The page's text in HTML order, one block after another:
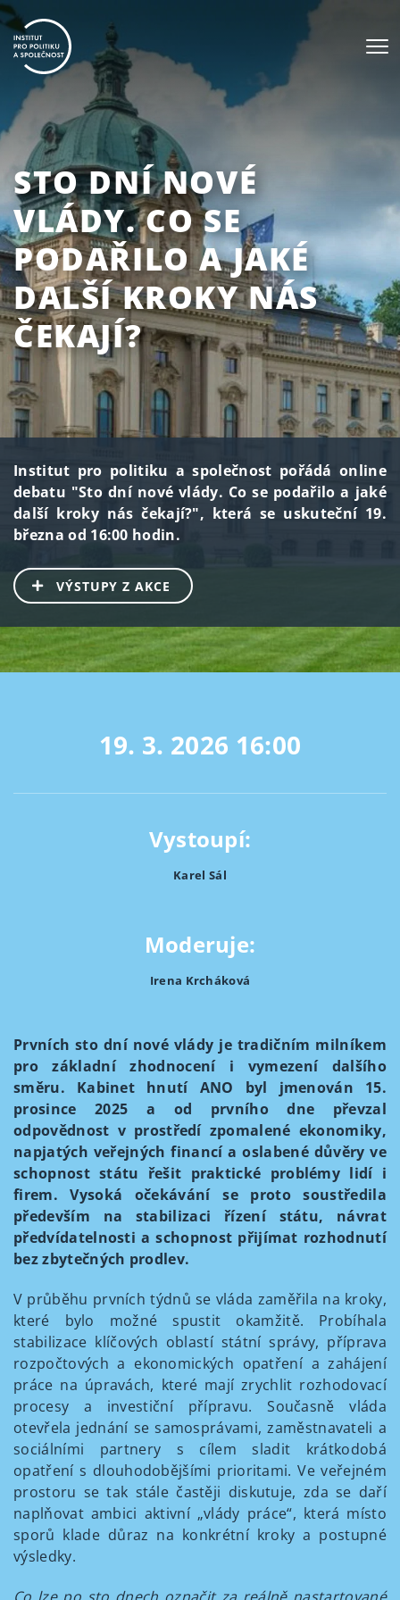
STO DNÍ NOVÉ
VLÁDY. CO SE
PODAŘILO A JAKÉ
DALŠÍ KROKY NÁS
ČEKAJÍ?
Institut pro politiku a společnost pořádá online
debatu "Sto dní nové vlády. Co se podařilo a jaké
další kroky nás čekají?", která se uskuteční 19.
března od 16:00 hodin.
VÝSTUPY Z AKCE
19. 3. 2026 16:00
Vystoupí:
Karel Sál
Moderuje:
Irena Krcháková
Prvních sto dní nové vlády je tradičním milníkem
pro základní zhodnocení i vymezení dalšího
směru. Kabinet hnutí ANO byl jmenován 15.
prosince 2025 a od prvního dne převzal
odpovědnost v prostředí zpomalené ekonomiky,
napjatých veřejných financí a oslabené důvěry ve
schopnost státu řešit praktické problémy lidí i
firem. Vysoká očekávání se proto soustředila
především na stabilizaci řízení státu, návrat
předvídatelnosti a schopnost přijímat rozhodnutí
bez zbytečných prodlev.
V průběhu prvních týdnů se vláda zaměřila na kroky,
které bylo možné spustit okamžitě. Probíhala
stabilizace klíčových oblastí státní správy, příprava
rozpočtových a ekonomických opatření a zahájení
práce na úpravách, které mají zrychlit rozhodovací
procesy a investiční přípravu. Současně vláda
otevřela jednání se samosprávami, zaměstnavateli a
sociálními partnery s cílem sladit krátkodobá
opatření s dlouhodobějšími prioritami. Ve veřejném
prostoru se tak stále častěji diskutuje, zda se daří
naplňovat ambici aktivní „vlády práce“, která místo
sporů klade důraz na konkrétní kroky a postupné
výsledky.